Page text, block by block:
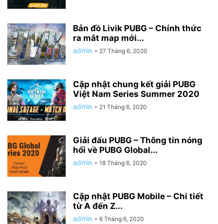
Bản đồ Livik PUBG – Chính thức
ra mắt map mới...
admin - 27 Tháng 6, 2020
Cập nhật chung kết giải PUBG
Việt Nam Series Summer 2020
admin - 21 Tháng 6, 2020
Giải đấu PUBG – Thông tin nóng
hổi về PUBG Global...
admin - 18 Tháng 6, 2020
Cập nhật PUBG Mobile – Chi tiết
từ A đến Z...
admin - 6 Tháng 6, 2020